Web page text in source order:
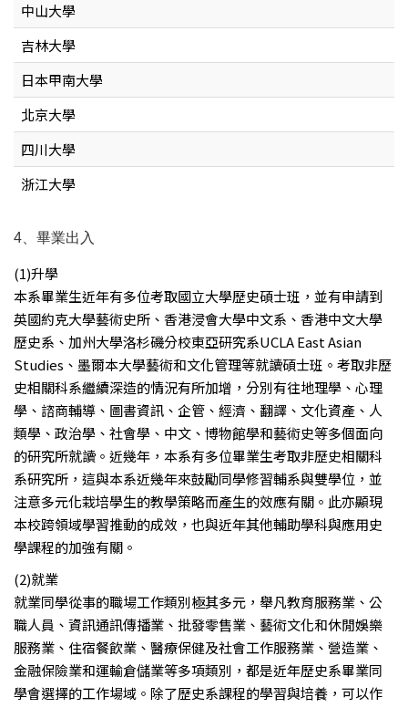
中山大學
吉林大學
日本甲南大學
北京大學
四川大學
浙江大學
4、畢業出入
(1)升學
本系畢業生近年有多位考取國立大學歷史碩士班，並有申請到
英國約克大學藝術史所、香港浸會大學中文系、香港中文大學
歷史系、加州大學洛杉磯分校東亞研究系UCLA East Asian
Studies、墨爾本大學藝術和文化管理等就讀碩士班。考取非歷
史相關科系繼續深造的情況有所加增，分別有往地理學、心理
學、諮商輔導、圖書資訊、企管、經濟、翻譯、文化資產、人
類學、政治學、社會學、中文、博物館學和藝術史等多個面向
的研究所就讀。近幾年，本系有多位畢業生考取非歷史相關科
系研究所，這與本系近幾年來鼓勵同學修習輔系與雙學位，並
注意多元化栽培學生的教學策略而產生的效應有關。此亦顯現
本校跨領域學習推動的成效，也與近年其他輔助學科與應用史
學課程的加強有關。
(2)就業
就業同學從事的職場工作類別極其多元，舉凡教育服務業、公
職人員、資訊通訊傳播業、批發零售業、藝術文化和休閒娛樂
服務業、住宿餐飲業、醫療保健及社會工作服務業、營造業、
金融保險業和運輸倉儲業等多項類別，都是近年歷史系畢業同
學會選擇的工作場域。除了歷史系課程的學習與培養，可以作